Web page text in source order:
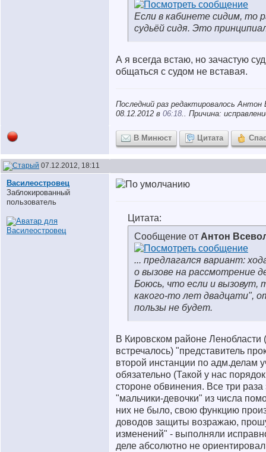
Если в кабинете сидим, то
судьёй сидя. Это
А я всегда встаю, но зачастую
общаться с судом не вставая.
Последний раз редактировалось Антон
08.12.2012 в 06:18.. Причина:
В Минюст Цитата
07.12.2012, 18:11
Василеостровец
Заблокированный
пользователь
Цитата:
Сообщение от Антон
... предлагался вариант:
о вызове на рассмотрение
Боюсь, что если и вызовут,
какого-то лет двадцати",
пользы не будет.
В Кировском районе Ленобласти
встречалось) "представитель
второй инстанции по адм.делам
обязательно (Такой у нас
стороне обвинения. Все три
"мальчики-девочки" из числа
них не было, свою функцию
доводов защиты возражаю,
изменений" - выполняли
деле абсолютно не